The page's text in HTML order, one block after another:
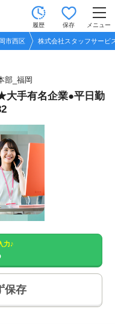
履歴 保存 メニュー
市西区 株式会社スタッフサービ
部_福岡
大手有名企業●平日勤
力♪
保存